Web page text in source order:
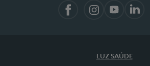
LUZ SAÚDE